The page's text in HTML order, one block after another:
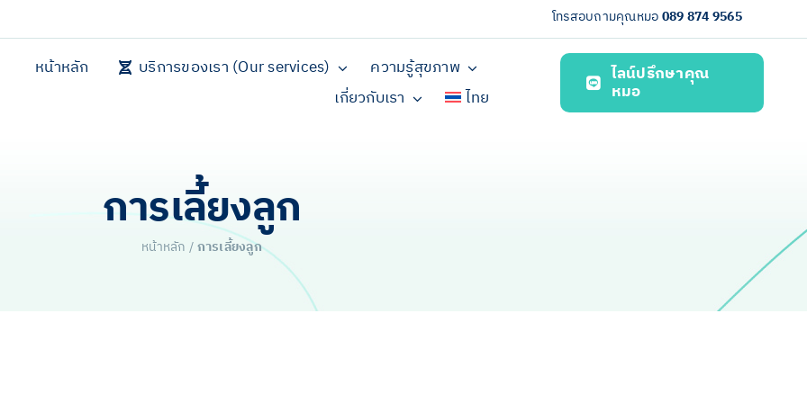
โทรสอบถามคุณหมอ089 874 9565
หน้าหลัก บริการของเรา (Our services)
ความรู้สุขภาพ
เกี่ยวกับเรา
ไทย
ไลน์ปรึกษาคุณ
หมอ
การเลี้ยงลูก
หน้าหลัก /การเลี้ยงลูก